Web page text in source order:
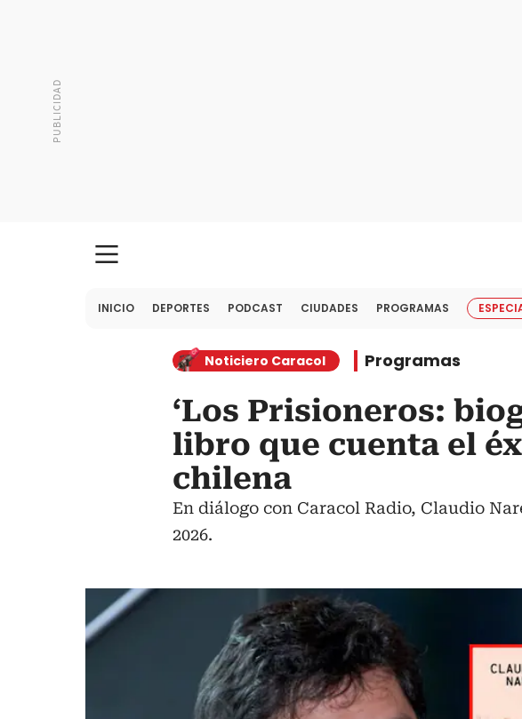
INICIO DEPORTES PODCAST CIUDADES PROGRAMAS
Noticiero Caracol Programas
‘Los Prisioneros:
libro que cuenta el
chilena
En diálogo con Caracol Radio, Claudio
2026.